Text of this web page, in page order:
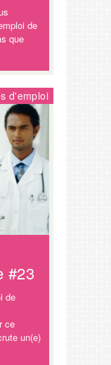
de
que
d'emploi
#23
de
ce
un(e)